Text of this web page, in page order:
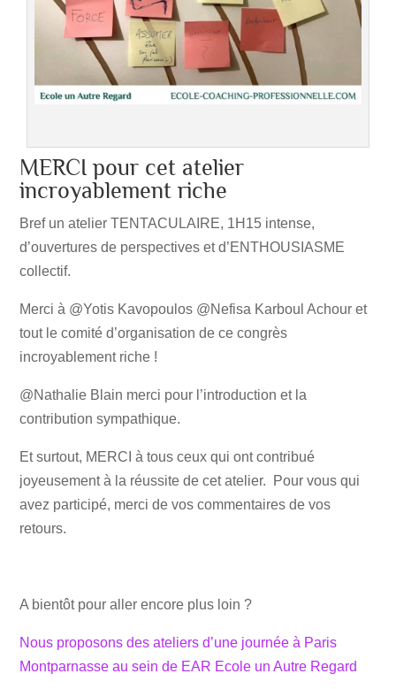
MERCI pour cet atelier
incroyablement riche
Bref un atelier TENTACULAIRE, 1H15 intense,
d’ouvertures de perspectives et d’ENTHOUSIASME
collectif.
Merci à @Yotis Kavopoulos @Nefisa Karboul Achour et
tout le comité d’organisation de ce congrès
incroyablement riche !
@Nathalie Blain merci pour l’introduction et la
contribution sympathique.
Et surtout, MERCI à tous ceux qui ont contribué
joyeusement à la réussite de cet atelier. Pour vous qui
avez participé, merci de vos commentaires de vos
retours.
A bientôt pour aller encore plus loin ?
Nous proposons des ateliers d’une journée à Paris
Montparnasse au sein de EAR Ecole un Autre Regard